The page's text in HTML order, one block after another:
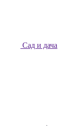
Сад и дача